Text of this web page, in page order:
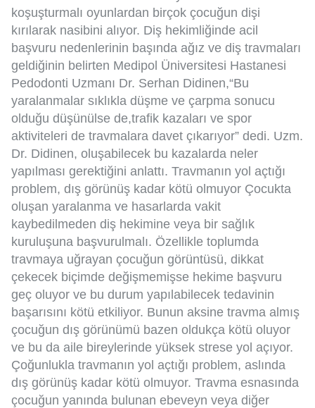
koşuşturmalı oyunlardan birçok çocuğun dişi
kırılarak nasibini alıyor. Diş hekimliğinde acil
başvuru nedenlerinin başında ağız ve diş travmaları
geldiğinin belirten Medipol Üniversitesi Hastanesi
Pedodonti Uzmanı Dr. Serhan Didinen,“Bu
yaralanmalar sıklıkla düşme ve çarpma sonucu
olduğu düşünülse de,trafik kazaları ve spor
aktiviteleri de travmalara davet çıkarıyor” dedi. Uzm.
Dr. Didinen, oluşabilecek bu kazalarda neler
yapılması gerektiğini anlattı. Travmanın yol açtığı
problem, dış görünüş kadar kötü olmuyor Çocukta
oluşan yaralanma ve hasarlarda vakit
kaybedilmeden diş hekimine veya bir sağlık
kuruluşuna başvurulmalı. Özellikle toplumda
travmaya uğrayan çocuğun görüntüsü, dikkat
çekecek biçimde değişmemişse hekime başvuru
geç oluyor ve bu durum yapılabilecek tedavinin
başarısını kötü etkiliyor. Bunun aksine travma almış
çocuğun dış görünümü bazen oldukça kötü oluyor
ve bu da aile bireylerinde yüksek strese yol açıyor.
Çoğunlukla travmanın yol açtığı problem, aslında
dış görünüş kadar kötü olmuyor. Travma esnasında
çocuğun yanında bulunan ebeveyn veya diğer